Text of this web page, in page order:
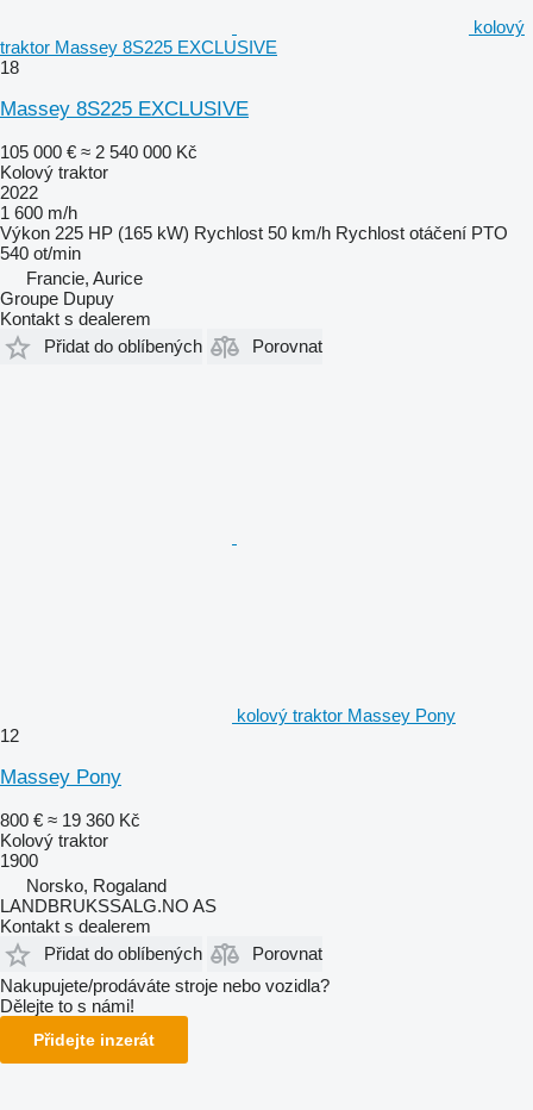
kolový
traktor Massey 8S225 EXCLUSIVE
18
Massey 8S225 EXCLUSIVE
105 000 € ≈ 2 540 000 Kč
Kolový traktor
2022
1 600 m/h
Výkon 225 HP (165 kW) Rychlost 50 km/h Rychlost otáčení PTO
540 ot/min
Francie, Aurice
Groupe Dupuy
Kontakt s dealerem
Přidat do oblíbených
Porovnat
kolový traktor Massey Pony
12
Massey Pony
800 € ≈ 19 360 Kč
Kolový traktor
1900
Norsko, Rogaland
LANDBRUKSSALG.NO AS
Kontakt s dealerem
Přidat do oblíbených
Porovnat
Nakupujete/prodáváte stroje nebo vozidla?
Dělejte to s námi!
Přidejte inzerát